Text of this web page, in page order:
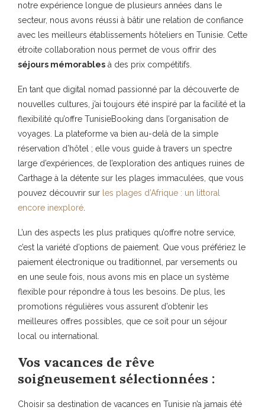
notre expérience longue de plusieurs années dans le
secteur, nous avons réussi à bâtir une relation de confiance
avec les meilleurs établissements hôteliers en Tunisie. Cette
étroite collaboration nous permet de vous offrir des
séjours mémorables à des prix compétitifs.
En tant que digital nomad passionné par la découverte de
nouvelles cultures, j’ai toujours été inspiré par la facilité et la
flexibilité qu’offre TunisieBooking dans l’organisation de
voyages. La plateforme va bien au-delà de la simple
réservation d’hôtel ; elle vous guide à travers un spectre
large d’expériences, de l’exploration des antiques ruines de
Carthage à la détente sur les plages immaculées, que vous
pouvez découvrir sur les plages d’Afrique : un littoral
encore inexploré
L’un des aspects les plus pratiques qu’offre notre service,
c’est la variété d’options de paiement. Que vous préfériez le
paiement électronique ou traditionnel, par versements ou
en une seule fois, nous avons mis en place un système
flexible pour répondre à tous les besoins. De plus, les
promotions régulières vous assurent d’obtenir les
meilleures offres possibles, que ce soit pour un séjour
local ou international.
Vos vacances de rêve
soigneusement sélectionnées :
Choisir sa destination de vacances en Tunisie n’a jamais été